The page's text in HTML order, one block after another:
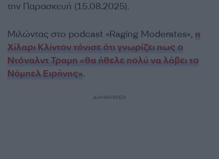
την Παρασκευή (15.08.2025).
Μιλώντας στο podcast «Raging Moderates», η
Χίλαρι Κλίντον τόνισε ότι γνωρίζει πως ο
Ντόναλντ Τραμπ «θα ήθελε πολύ να λάβει το
Νόμπελ Ειρήνης».
ΔΙΑΦΗΜΙΣΗ